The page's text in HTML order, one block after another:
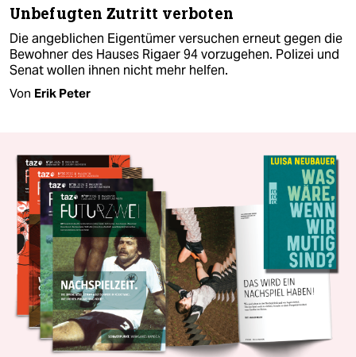
Unbefugten Zutritt verboten
Die angeblichen Eigentümer versuchen erneut gegen die
Bewohner des Hauses Rigaer 94 vorzugehen. Polizei und
Senat wollen ihnen nicht mehr helfen.
Von Erik Peter